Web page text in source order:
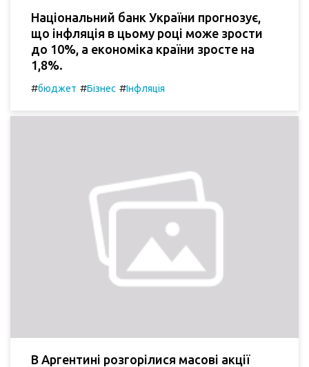
Національний банк України прогнозує,
що інфляція в цьому році може зрости
до 10%, а економіка країни зросте на
1,8%.
#бюджет #Бізнес #Інфляція
В Аргентині розгорілися масові акції